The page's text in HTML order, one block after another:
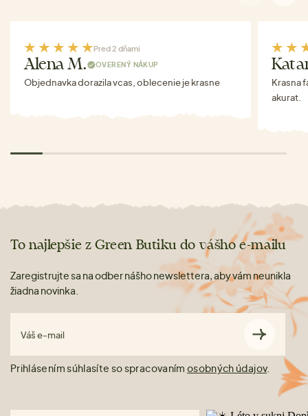
Pred 2 dňami
Alena M. OVERENÝ NÁKUP
Objednavka dorazila vcas, oblecenie je krasne
Krasna
akurat.
To najlepšie z Green Butiku do vášho e-mailu
Zaregistrujte sa na odber nášho newslettera, aby vám neunikla
žiadna novinka.
Váš e-mail
Prihlásením súhlasíte so spracovaním osobných údajov.